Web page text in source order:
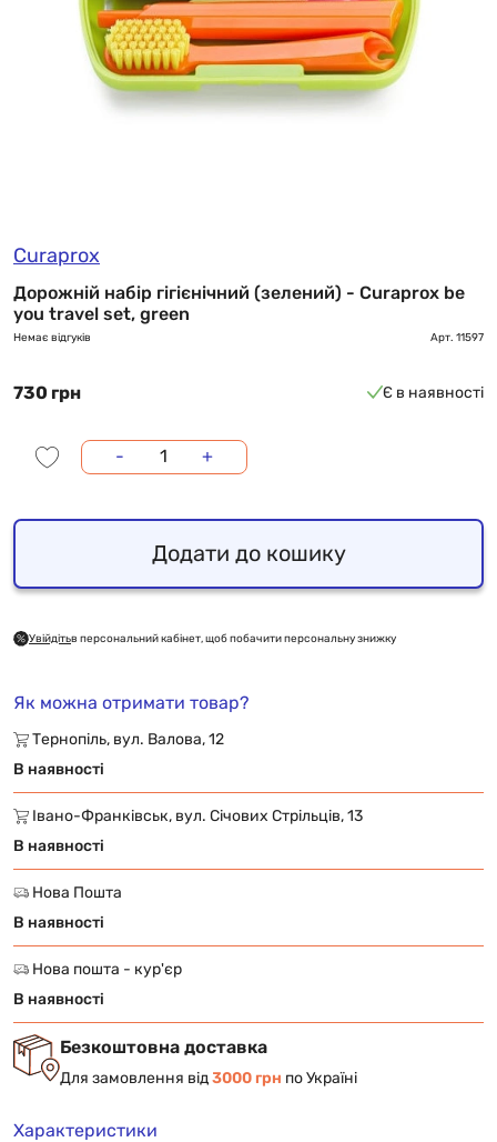
Curaprox
Дорожній набір гігієнічний (зелений) - Curaprox be
you travel set, green
Немає відгуків Арт. 11597
730 грн Є в наявності
- +
Додати до кошику
Увійдітьв персональний кабінет, щоб побачити персональну знижку
Як можна отримати товар?
Тернопіль, вул. Валова, 12
В наявності
Івано-Франківськ, вул. Січових Стрільців, 13
В наявності
Нова Пошта
В наявності
Нова пошта - кур'єр
В наявності
Безкоштовна доставка
Для замовлення від3000 грн по Україні
Характеристики